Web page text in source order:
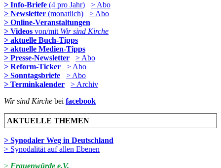
> Info-Briefe (4 pro Jahr)
> Abo
> Newsletter (monatlich)
> Abo
> Online-Veranstaltungen
> Videos von/mit Wir sind Kirche
> aktuelle Buch-Tipps
> aktuelle Medien-Tipps
> Presse-Newsletter
> Abo
> Reform-Ticker
> Abo
> Sonntagsbriefe
> Abo
> Terminkalender
> Archiv
Wir sind Kirche bei facebook
AKTUELLE THEMEN
> Synodaler Weg in Deutschland
> Synodalität auf allen Ebenen
> Frauenwürde e.V.